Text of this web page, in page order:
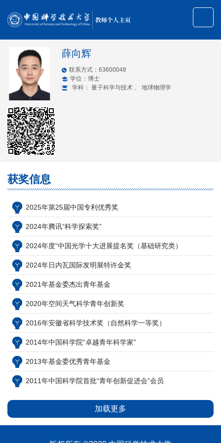
教师个人主页
薛向辉
联系方式：63600048
学位：博士
学科： 量子科学与技术 、 地球物理学
获奖信息
2025年第25届中国专利优秀奖
2024年腾讯“科学探索奖”
2024年度“中国光学十大进展提名奖（基础研究类）
2024年日内瓦国际发明展特许金奖
2021年基金委杰出青年基金
2020年空间天气科学青年创新奖
2016年安徽省科学技术奖（自然科学一等奖）
2014年中国科学院“卓越青年科学家”
2013年基金委优秀青年基金
2011年中国科学院首批“青年创新促进会”会员
加载更多